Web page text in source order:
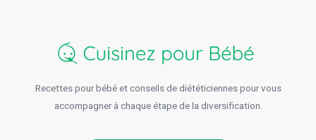
Recettes pour bébé et conseils de diététiciennes pour vous
accompagner à chaque étape de la diversification.